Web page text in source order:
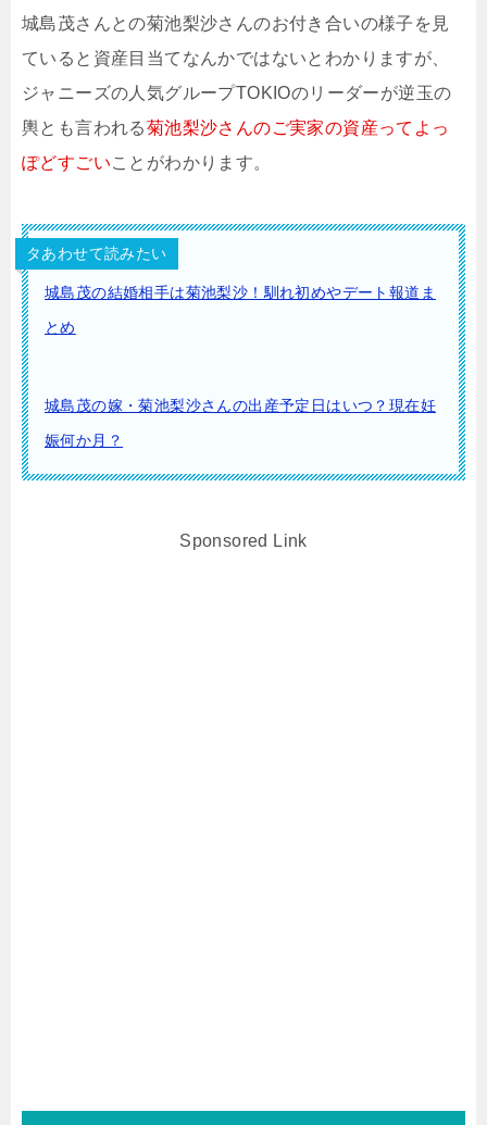
城島茂さんとの菊池梨沙さんのお付き合いの様子を見
ていると資産目当てなんかではないとわかりますが、
ジャニーズの人気グループTOKIOのリーダーが逆玉の
輿とも言われる菊池梨沙さんのご実家の資産ってよっ
ぽどすごいことがわかります。
タあわせて読みたい
城島茂の結婚相手は菊池梨沙！馴れ初めやデート報道ま
とめ
城島茂の嫁・菊池梨沙さんの出産予定日はいつ？現在妊
娠何か月？
Sponsored Link